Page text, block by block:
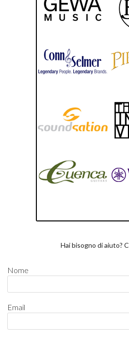
Hai bisogno di aiuto?
Nome
Email